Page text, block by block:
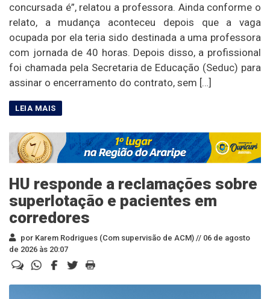
concursada é”, relatou a professora. Ainda conforme o
relato, a mudança aconteceu depois que a vaga
ocupada por ela teria sido destinada a uma professora
com jornada de 40 horas. Depois disso, a profissional
foi chamada pela Secretaria de Educação (Seduc) para
assinar o encerramento do contrato, sem […]
HU responde a reclamações sobre
superlotação e pacientes em
corredores
por Karem Rodrigues (Com supervisão de ACM) // 06 de agosto
de 2026 às 20:07